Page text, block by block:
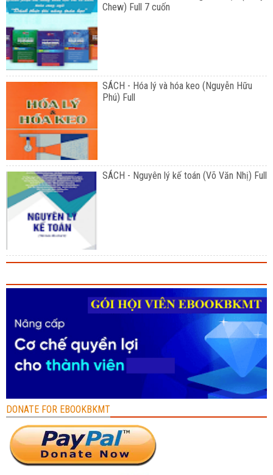
Chew) Full 7 cuốn
SÁCH - Hóa lý và hóa keo (Nguyễn Hữu
Phú) Full
SÁCH - Nguyên lý kế toán (Võ Văn Nhị) Full
DONATE FOR EBOOKBKMT